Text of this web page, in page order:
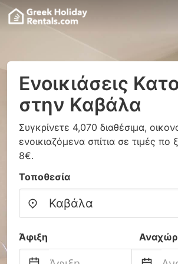
Ενοικιάσεις
στην Καβάλα
Συγκρίνετε 4,070 διαθέσιμα,
ενοικιαζόμενα σπίτια σε τιμές πο
8€.
Τοποθεσία
Άφιξη